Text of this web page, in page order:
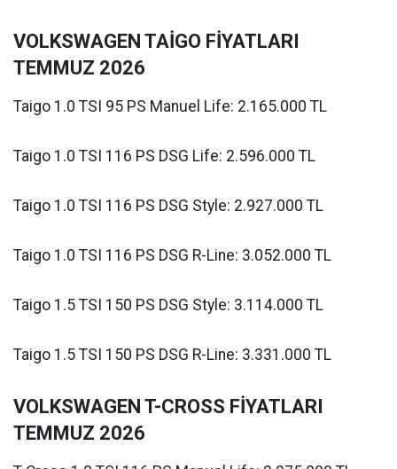
VOLKSWAGEN TAİGO FİYATLARI
TEMMUZ 2026
Taigo 1.0 TSI 95 PS Manuel Life: 2.165.000 TL
Taigo 1.0 TSI 116 PS DSG Life: 2.596.000 TL
Taigo 1.0 TSI 116 PS DSG Style: 2.927.000 TL
Taigo 1.0 TSI 116 PS DSG R-Line: 3.052.000 TL
Taigo 1.5 TSI 150 PS DSG Style: 3.114.000 TL
Taigo 1.5 TSI 150 PS DSG R-Line: 3.331.000 TL
VOLKSWAGEN T-CROSS FİYATLARI
TEMMUZ 2026